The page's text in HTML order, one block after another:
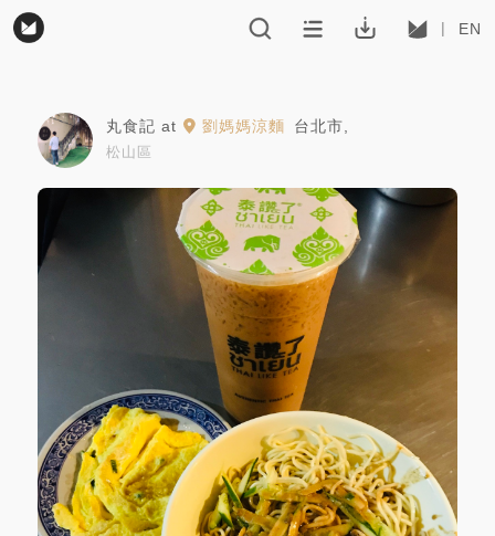
EN
丸食記 at 劉媽媽涼麵 台北市
松山區